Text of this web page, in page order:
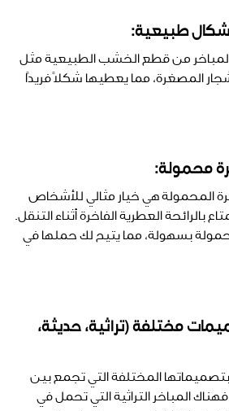
طبيعية:
من قطع الخشب الطبيعية مثل
المصغرة، مما يعطيها شكلًا فريدًا
محمولة:
المحمولة هي خيار مثالي للأشخاص
بالرائحة العطرية الفاخرة أثناء التنقل.
بسهولة، مما يتيح لك حملها في
مختلفة (تراثية، حديثة،
بتصميماتها المختلفة التي تجمع بين
المباخر التراثية التي تحمل في